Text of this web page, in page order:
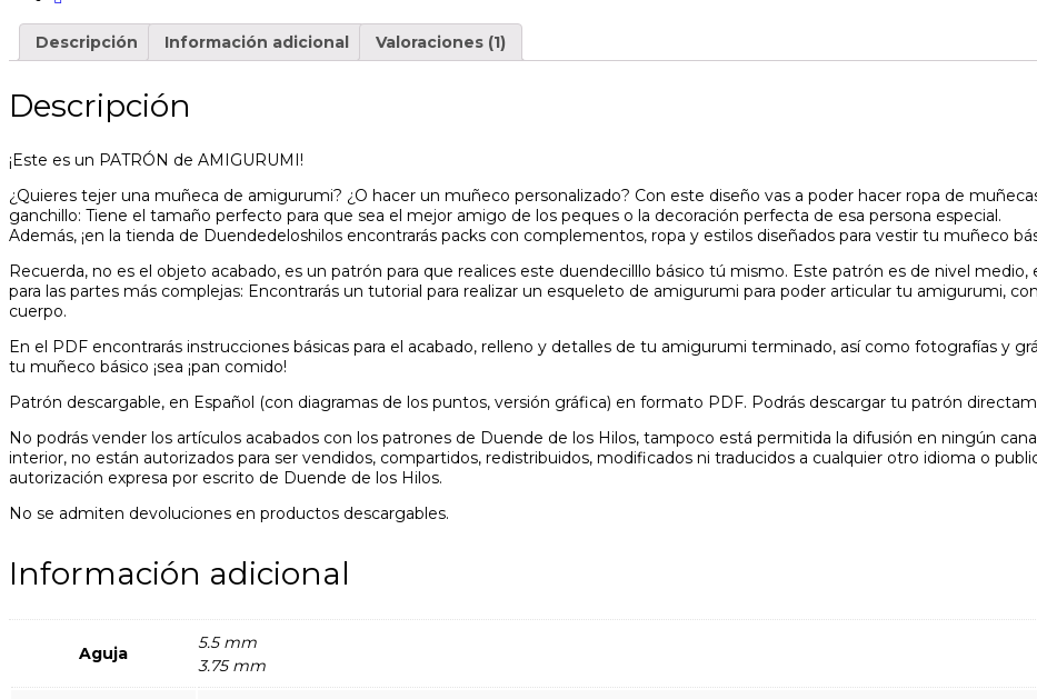
Descripción Información adicional Valoraciones (1)
Descripción
¡Este es un PATRÓN de AMIGURUMI!
¿Quieres tejer una muñeca de amigurumi? ¿O hacer un muñeco personalizado? Con este diseño vas a poder hacer ropa de
ganchillo: Tiene el tamaño perfecto para que sea el mejor amigo de los peques o la decoración perfecta de esa persona especial.
Además, ¡en la tienda de Duendedeloshilos encontrarás packs con complementos, ropa y estilos diseñados para vestir tu muñeco
Recuerda, no es el objeto acabado, es un patrón para que realices este duendecilllo básico tú mismo. Este patrón es de nivel
para las partes más complejas: Encontrarás un tutorial para realizar un esqueleto de amigurumi para poder articular tu amigurumi,
cuerpo.
En el PDF encontrarás instrucciones básicas para el acabado, relleno y detalles de tu amigurumi terminado, así como fotografías y
tu muñeco básico ¡sea ¡pan comido!
Patrón descargable, en Español (con diagramas de los puntos, versión gráfica) en formato PDF. Podrás descargar tu patrón
No podrás vender los artículos acabados con los patrones de Duende de los Hilos, tampoco está permitida la difusión en ningún
interior, no están autorizados para ser vendidos, compartidos, redistribuidos, modificados ni traducidos a cualquier otro idioma o
autorización expresa por escrito de Duende de los Hilos.
No se admiten devoluciones en productos descargables.
Información adicional
Aguja
5.5 mm
3.75 mm